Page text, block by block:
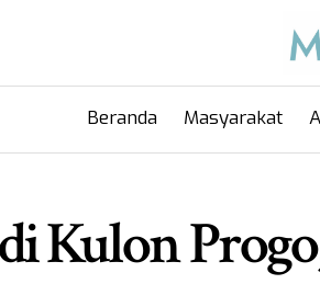
Beranda Masyarakat
Kulon